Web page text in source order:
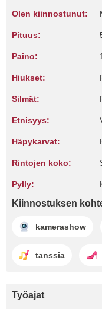
Olen kiinnostunut:
Pituus:
Paino:
Hiukset:
Silmät:
Etnisyys:
Häpykarvat:
Rintojen koko:
Pylly:
Kiinnostuksen
kamerashow
tanssia
Työajat